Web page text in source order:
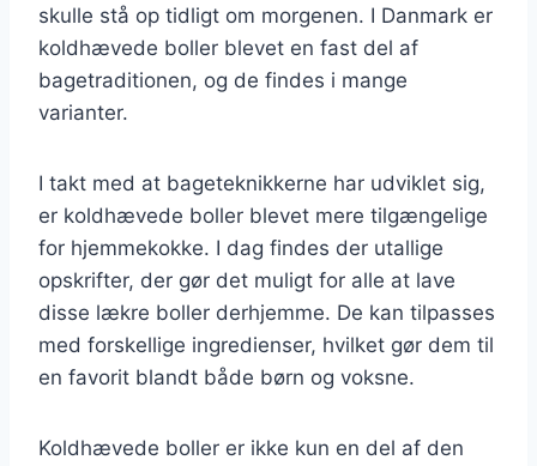
skulle stå op tidligt om morgenen. I Danmark er
koldhævede boller blevet en fast del af
bagetraditionen, og de findes i mange
varianter.
I takt med at bageteknikkerne har udviklet sig,
er koldhævede boller blevet mere tilgængelige
for hjemmekokke. I dag findes der utallige
opskrifter, der gør det muligt for alle at lave
disse lækre boller derhjemme. De kan tilpasses
med forskellige ingredienser, hvilket gør dem til
en favorit blandt både børn og voksne.
Koldhævede boller er ikke kun en del af den